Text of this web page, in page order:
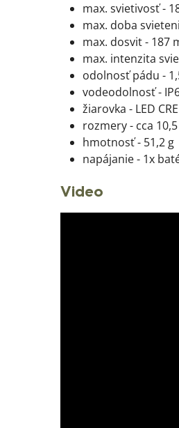
max. svietivosť -
max. doba
max. dosvit - 187
max. intenzita
odolnosť pádu -
vodeodolnosť -
žiarovka - LED
rozmery - cca
hmotnosť - 51,2 g
napájanie - 1x
Video